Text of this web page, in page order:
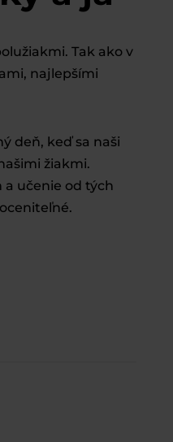
Tak ako v
najlepšími
deň, keď sa naši
žiakmi.
a učenie od tých